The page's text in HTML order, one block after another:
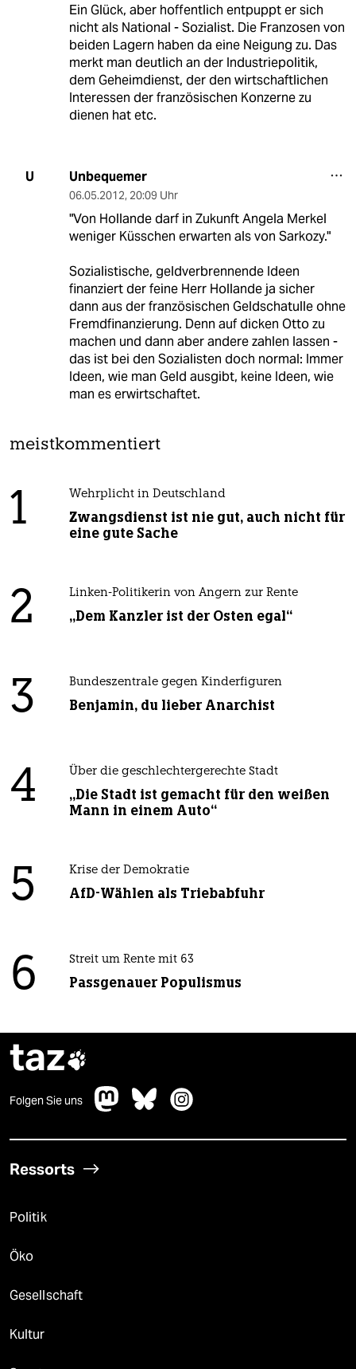
Ein Glück, aber hoffentlich entpuppt er sich
nicht als National - Sozialist. Die Franzosen von
beiden Lagern haben da eine Neigung zu. Das
merkt man deutlich an der Industriepolitik,
dem Geheimdienst, der den wirtschaftlichen
Interessen der französischen Konzerne zu
dienen hat etc.
U Unbequemer
06.05.2012, 20:09 Uhr
"Von Hollande darf in Zukunft Angela Merkel
weniger Küsschen erwarten als von Sarkozy."
Sozialistische, geldverbrennende Ideen
finanziert der feine Herr Hollande ja sicher
dann aus der französischen Geldschatulle ohne
Fremdfinanzierung. Denn auf dicken Otto zu
machen und dann aber andere zahlen lassen -
das ist bei den Sozialisten doch normal: Immer
Ideen, wie man Geld ausgibt, keine Ideen, wie
man es erwirtschaftet.
meistkommentiert
1 Wehrplicht in Deutschland
Zwangsdienst ist nie gut, auch nicht für
eine gute Sache
2 Linken-Politikerin von Angern zur Rente
„Dem Kanzler ist der Osten egal“
3 Bundeszentrale gegen Kinderfiguren
Benjamin, du lieber Anarchist
4 Über die geschlechtergerechte Stadt
„Die Stadt ist gemacht für den weißen
Mann in einem Auto“
5 Krise der Demokratie
AfD-Wählen als Triebabfuhr
6 Streit um Rente mit 63
Passgenauer Populismus
taz
Folgen Sie uns
Ressorts
Politik
Öko
Gesellschaft
Kultur